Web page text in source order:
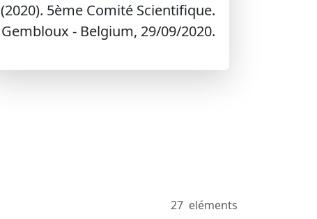
(2020). 5ème Comité Scientifique.
Gembloux - Belgium, 29/09/2020.
27 eléments